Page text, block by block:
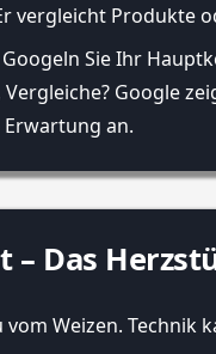
vergleicht Produkte
Googeln Sie Ihr
Google
an.
– Das
Weizen.